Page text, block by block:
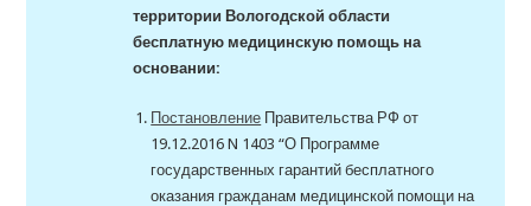
территории Вологодской области
бесплатную медицинскую помощь на
основании:
Постановление Правительства РФ от
19.12.2016 N 1403 “О Программе
государственных гарантий бесплатного
оказания гражданам медицинской помощи на